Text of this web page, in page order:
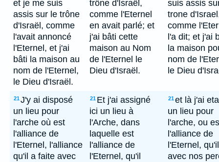
et je me suis
assis sur le trône
d'Israël, comme
l'avait annoncé
l'Eternel, et j'ai
bâti la maison au
nom de l'Eternel,
le Dieu d'Israël.
trône d'Israël,
comme l'Eternel
en avait parlé; et
j'ai bâti cette
maison au Nom
de l'Eternel le
Dieu d'Israël.
suis assis
trone
comme
l'a dit; et j'ai
la maison
nom de
le Dieu
21J'y ai disposé
un lieu pour
l'arche où est
l'alliance de
l'Eternel, l'alliance
qu'il a faite avec
21 Et j'ai assigné
ici un lieu à
l'Arche, dans
laquelle est
l'alliance de
l'Eternel, qu'il
21et là j'ai
un lieu pour
l'arche, ou
l'alliance de
l'Eternel,
avec nos